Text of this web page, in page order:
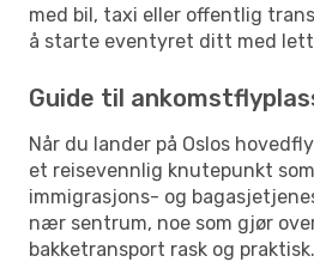
med bil, taxi eller offentlig
å starte eventyret ditt med
Guide til
Når du lander på Oslos
et reisevennlig knutepunkt
immigrasjons- og
nær sentrum, noe som gjør
bakketransport rask og praktisk.